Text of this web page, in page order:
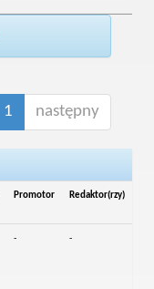
1 następny
Promotor Redaktor(rzy)
- -